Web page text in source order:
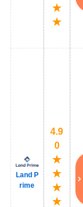
★
★
Land P
rime
4.9
0
★
★
★
★